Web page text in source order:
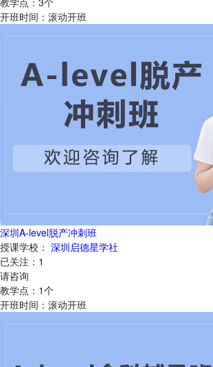
开班时间： 滚动开班
深圳A-level脱产冲刺班
授课学校： 深圳启德星学社
已关注： 1
请咨询
教学点： 1个
开班时间： 滚动开班